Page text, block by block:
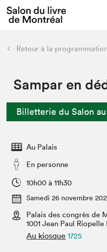
Espace exposant⋅e⋅s
Espace enseignant·e·s
Espace médias
L'événement
Préparer sa visite
Actualités
SLM PRO
retour
Préparer sa visite
Salon dans la ville et
Projets partenaires
Liens pratiques
Retour à la
Sampar en
Billetterie du Salon au
Au Palais
En personne
10h00 à 11h30
Samedi 26 novembre
Palais des congrès de
1001 Jean Paul Riopelle
Au kiosque 1725